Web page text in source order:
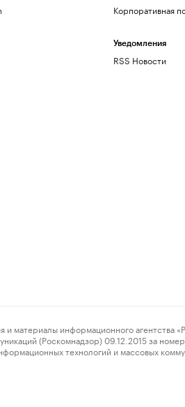
Корпоративная
Уведомления
RSS Новости
информационного агентства
(Роскомнадзор) 09.12.2015 за
технологий и массовых